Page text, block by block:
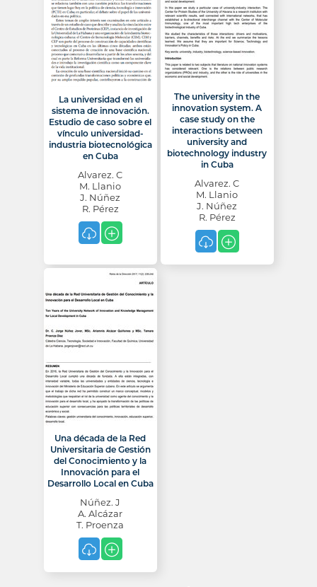
La universidad en el
sistema de innovación.
Estudio de caso sobre el
vínculo universidad-
industria biotecnológica
en Cuba
Alvarez. C
M. Llanio
J. Núñez
R. Pérez
The university in the
innovation system. A
case study on the
interactions between
university and
biotechnology industry
in Cuba
Alvarez. C
M. Llanio
J. Núñez
R. Pérez
Una década de la Red
Universitaria de Gestión
del Conocimiento y la
Innovación para el
Desarrollo Local en Cuba
Núñez. J
A. Alcázar
T. Proenza